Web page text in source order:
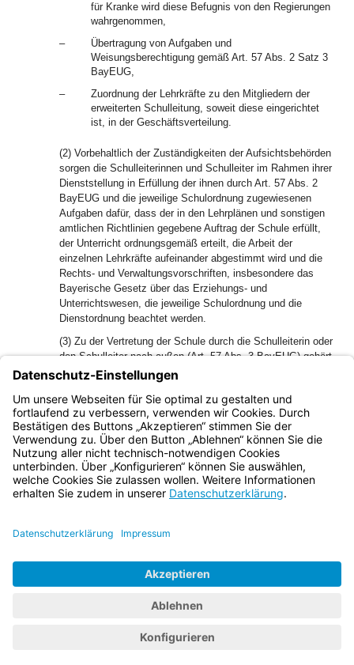
für Kranke wird diese Befugnis von den Regierungen
wahrgenommen,
–
Übertragung von Aufgaben und
Weisungsberechtigung gemäß Art. 57 Abs. 2 Satz 3
BayEUG,
–
Zuordnung der Lehrkräfte zu den Mitgliedern der
erweiterten Schulleitung, soweit diese eingerichtet
ist, in der Geschäftsverteilung.
(2) Vorbehaltlich der Zuständigkeiten der Aufsichtsbehörden
sorgen die Schulleiterinnen und Schulleiter im Rahmen ihrer
Dienststellung in Erfüllung der ihnen durch Art. 57 Abs. 2
BayEUG und die jeweilige Schulordnung zugewiesenen
Aufgaben dafür, dass der in den Lehrplänen und sonstigen
amtlichen Richtlinien gegebene Auftrag der Schule erfüllt,
der Unterricht ordnungsgemäß erteilt, die Arbeit der
einzelnen Lehrkräfte aufeinander abgestimmt wird und die
Rechts- und Verwaltungsvorschriften, insbesondere das
Bayerische Gesetz über das Erziehungs- und
Unterrichtswesen, die jeweilige Schulordnung und die
Dienstordnung beachtet werden.
(3) Zu der Vertretung der Schule durch die Schulleiterin oder
den Schulleiter nach außen (Art. 57 Abs. 3 BayEUG) gehört
insbesondere die Vertretung gegenüber den
Erziehungsberechtigten, den Ausbildenden, den
Arbeitgebern, dem Aufwandsträger, den Aufsichtsbehörden
und den sonstigen Dienststellen.
Bayern.de
BayernPortal
Impressum